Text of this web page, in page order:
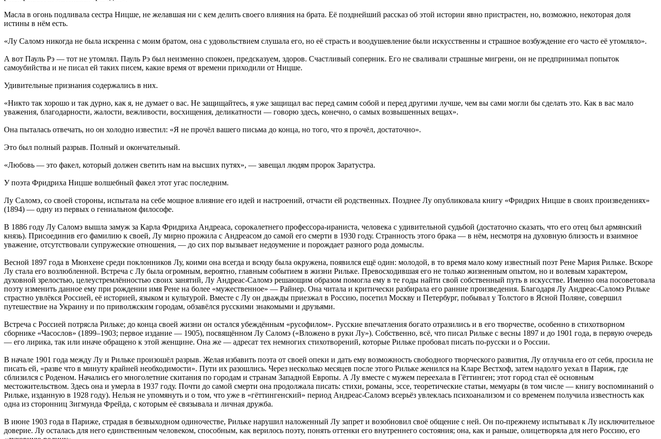
Масла в огонь подливала сестра Ницше, не желавшая ни с кем делить своего влияния на брата. Её позднейший рассказ об этой истории явно пристрастен, но, возможно, некоторая доля
истины в нём есть.
«Лу Саломэ никогда не была искренна с моим братом, она с удовольствием слушала его, но её страсть и воодушевление были искусственны и страшное возбуждение его часто её утомляло».
А вот Пауль Рэ — тот не утомлял. Пауль Рэ был неизменно спокоен, предсказуем, здоров. Счастливый соперник. Его не сваливали страшные мигрени, он не предпринимал попыток
самоубийства и не писал ей таких писем, какие время от времени приходили от Ницше.
Удивительные признания содержались в них.
«Никто так хорошо и так дурно, как я, не думает о вас. Не защищайтесь, я уже защищал вас перед самим собой и перед другими лучше, чем вы сами могли бы сделать это. Как в вас мало
уважения, благодарности, жалости, вежливости, восхищения, деликатности — говорю здесь, конечно, о самых возвышенных вещах».
Она пыталась отвечать, но он холодно известил: «Я не прочёл вашего письма до конца, но того, что я прочёл, достаточно».
Это был полный разрыв. Полный и окончательный.
«Любовь — это факел, который должен светить нам на высших путях», — завещал людям пророк Заратустра.
У поэта Фридриха Ницше волшебный факел этот угас последним.
Лу Саломэ, со своей стороны, испытала на себе мощное влияние его идей и настроений, отчасти ей родственных. Позднее Лу опубликовала книгу «Фридрих Ницше в своих произведениях»
(1894) — одну из первых о гениальном философе.
В 1886 году Лу Саломэ вышла замуж за Карла Фридриха Андреаса, сорокалетнего профессора-ираниста, человека с удивительной судьбой (достаточно сказать, что его отец был армянский
князь). Присоединив его фамилию к своей, Лу мирно прожила с Андреасом до самой его смерти в 1930 году. Странность этого брака — в нём, несмотря на духовную близость и взаимное
уважение, отсутствовали супружеские отношения, — до сих пор вызывает недоумение и порождает разного рода домыслы.
Весной 1897 года в Мюнхене среди поклонников Лу, коими она всегда и всюду была окружена, появился ещё один: молодой, в то время мало кому известный поэт Рене Мария Рильке. Вскоре
Лу стала его возлюбленной. Встреча с Лу была огромным, вероятно, главным событием в жизни Рильке. Превосходившая его не только жизненным опытом, но и волевым характером,
духовной зрелостью, целеустремлённостью своих занятий, Лу Андреас-Саломэ решающим образом помогла ему в те годы найти свой собственный путь в искусстве. Именно она посоветовала
поэту изменить данное ему при рождении имя Рене на более «мужественное» — Райнер. Она читала и критически разбирала его ранние произведения. Благодаря Лу Андреас-Саломэ Рильке
страстно увлёкся Россией, её историей, языком и культурой. Вместе с Лу он дважды приезжал в Россию, посетил Москву и Петербург, побывал у Толстого в Ясной Поляне, совершил
путешествие на Украину и по приволжским городам, обзавёлся русскими знакомыми и друзьями.
Встреча с Россией потрясла Рильке; до конца своей жизни он остался убеждённым «русофилом». Русские впечатления богато отразились и в его творчестве, особенно в стихотворном
сборнике «Часослов» (1899–1903; первое издание — 1905), посвящённом Лу Саломэ («Вложено в руки Лу»). Собственно, всё, что писал Рильке с весны 1897 и до 1901 года, в первую очередь
— его лирика, так или иначе обращено к этой женщине. Она же — адресат тех немногих стихотворений, которые Рильке пробовал писать по-русски и о России.
В начале 1901 года между Лу и Рильке произошёл разрыв. Желая избавить поэта от своей опеки и дать ему возможность свободного творческого развития, Лу отлучила его от себя, просила не
писать ей, «разве что в минуту крайней необходимости». Пути их разошлись. Через несколько месяцев после этого Рильке женился на Кларе Вестхоф, затем надолго уехал в Париж, где
сблизился с Роденом. Начались его многолетние скитания по городам и странам Западной Европы. А Лу вместе с мужем переехала в Гёттинген; этот город стал её основным
местожительством. Здесь она и умерла в 1937 году. Почти до самой смерти она продолжала писать: стихи, романы, эссе, теоретические статьи, мемуары (в том числе — книгу воспоминаний о
Рильке, изданную в 1928 году). Нельзя не упомянуть и о том, что уже в «гёттингенский» период Андреас-Саломэ всерьёз увлеклась психоанализом и со временем получила известность как
одна из сторонниц Зигмунда Фрейда, с которым её связывала и личная дружба.
В июне 1903 года в Париже, страдая в безвыходном одиночестве, Рильке нарушил наложенный Лу запрет и возобновил своё общение с ней. Он по-прежнему испытывал к Лу исключительное
доверие. Лу осталась для него единственным человеком, способным, как верилось поэту, понять оттенки его внутреннего состояния; она, как и раньше, олицетворяла для него Россию, его